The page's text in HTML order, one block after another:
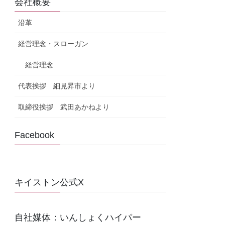
会社概要
沿革
経営理念・スローガン
経営理念
代表挨拶 細見昇市より
取締役挨拶 武田あかねより
Facebook
キイストン公式X
自社媒体：いんしょくハイパー